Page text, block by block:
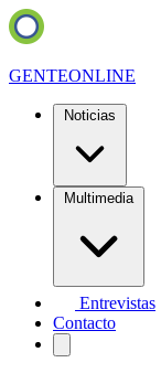
GENTEONLINE
Noticias
Multimedia
Entrevistas
Contacto